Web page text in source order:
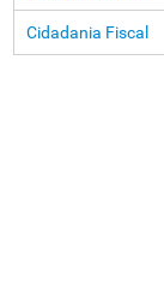
Cidadania Fiscal